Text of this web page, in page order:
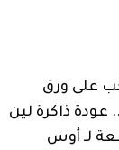
على ورق
الحلقة 42 .. عودة ذاكرة لين
لـ أوس